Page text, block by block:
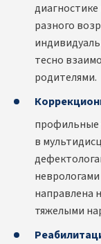
разного
тесно
родителями.
профильные
в
направлена
тяжелыми